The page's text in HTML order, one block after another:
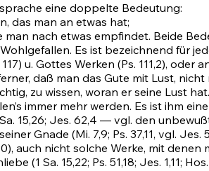
eine doppelte Bedeutung:
das man an etwas hat;
man nach etwas empfindet. Beide
Wohlgefallen. Es ist bezeichnend für
117) u. Gottes Werken (Ps. 111,2), oder
daß man das Gute mit Lust,
zu wissen, woran er seine Lust
immer mehr werden. Es ist ihm
Sa. 15,26; Jes. 62,4 — vgl. den
Gnade (Mi. 7,9; Ps. 37,11, vgl. Jes.
, auch nicht solche Werke, mit
(1 Sa. 15,22; Ps. 51,18; Jes. 1,11;